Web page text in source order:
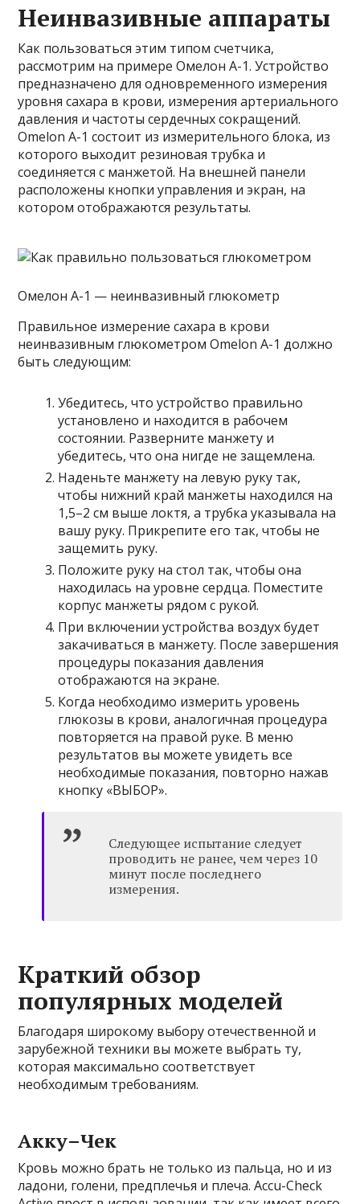
Неинвазивные аппараты
Как пользоваться этим типом счетчика,
рассмотрим на примере Омелон А-1. Устройство
предназначено для одновременного измерения
уровня сахара в крови, измерения артериального
давления и частоты сердечных сокращений.
Omelon A-1 состоит из измерительного блока, из
которого выходит резиновая трубка и
соединяется с манжетой. На внешней панели
расположены кнопки управления и экран, на
котором отображаются результаты.
Омелон А-1 — неинвазивный глюкометр
Правильное измерение сахара в крови
неинвазивным глюкометром Omelon A-1 должно
быть следующим:
Убедитесь, что устройство правильно
установлено и находится в рабочем
состоянии. Разверните манжету и
убедитесь, что она нигде не защемлена.
Наденьте манжету на левую руку так,
чтобы нижний край манжеты находился на
1,5–2 см выше локтя, а трубка указывала на
вашу руку. Прикрепите его так, чтобы не
защемить руку.
Положите руку на стол так, чтобы она
находилась на уровне сердца. Поместите
корпус манжеты рядом с рукой.
При включении устройства воздух будет
закачиваться в манжету. После завершения
процедуры показания давления
отображаются на экране.
Когда необходимо измерить уровень
глюкозы в крови, аналогичная процедура
повторяется на правой руке. В меню
результатов вы можете увидеть все
необходимые показания, повторно нажав
кнопку «ВЫБОР».
Следующее испытание следует
проводить не ранее, чем через 10
минут после последнего
измерения.
Краткий обзор
популярных моделей
Благодаря широкому выбору отечественной и
зарубежной техники вы можете выбрать ту,
которая максимально соответствует
необходимым требованиям.
Акку–Чек
Кровь можно брать не только из пальца, но и из
ладони, голени, предплечья и плеча. Accu-Check